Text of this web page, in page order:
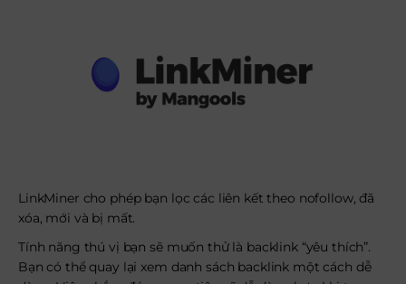
LinkMiner cho phép bạn lọc các liên kết theo nofollow, đã
xóa, mới và bị mất.
Tính năng thú vị bạn sẽ muốn thử là backlink “yêu thích”.
Bạn có thể quay lại xem danh sách backlink một cách dễ